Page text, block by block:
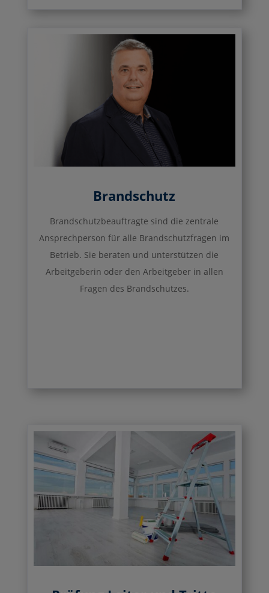
Brandschutz
Brandschutzbeauftragte sind die zentrale
Ansprechperson für alle Brandschutzfragen im
Betrieb. Sie beraten und unterstützen die
Arbeitgeberin oder den Arbeitgeber in allen
Fragen des Brandschutzes.